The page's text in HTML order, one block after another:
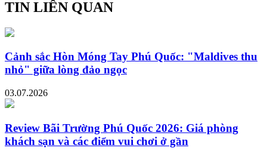
TIN LIÊN QUAN
Cảnh sắc Hòn Móng Tay Phú Quốc: "Maldives thu
nhỏ" giữa lòng đảo ngọc
03.07.2026
Review Bãi Trường Phú Quốc 2026: Giá phòng
khách sạn và các điểm vui chơi ở gần